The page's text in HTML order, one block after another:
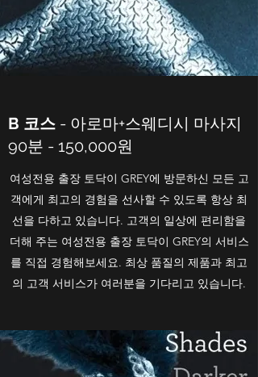
B 코스 - 아로마+스웨디시 마사지
90분 - 150,000원
여성전용 출장 토닥이 GREY에 방문하신 모든 고
객에게 최고의 경험을 선사할 수 있도록 항상 최
선을 다하고 있습니다. 고객의 일상에 편리함을
더해 주는 여성전용 출장 토닥이 GREY의 서비스
를 직접 경험해보세요. 최상 품질의 제품과 최고
의 고객 서비스가 여러분을 기다리고 있습니다.